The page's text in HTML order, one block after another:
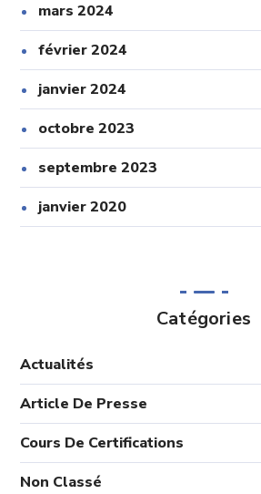
mars 2024
février 2024
janvier 2024
octobre 2023
septembre 2023
janvier 2020
Catégories
Actualités
Article De Presse
Cours De Certifications
Non Classé